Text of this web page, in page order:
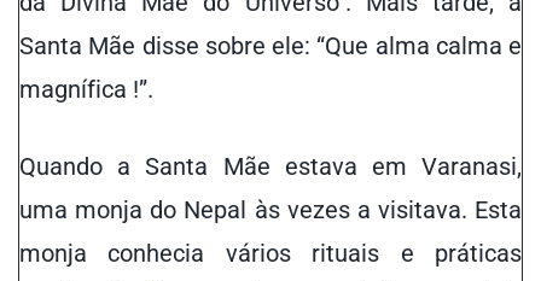
Santa Mãe disse sobre ele: “Que alma calma e
magnífica !”.
Quando a Santa Mãe estava em Varanasi,
uma monja do Nepal às vezes a visitava. Esta
monja conhecia vários rituais e práticas